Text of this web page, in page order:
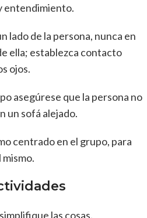
entendimiento.
lado de la persona, nunca en
ella; establezca contacto
ojos.
asegúrese que la persona no
un sofá alejado.
centrado en el grupo, para
las cosas.